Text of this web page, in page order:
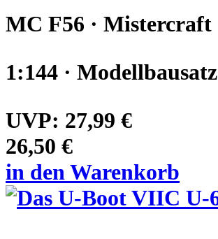
MC F56 · Mistercraft
1:144 · Modellbausatz
UVP: 27,99 €
26,50 €
in den Warenkorb